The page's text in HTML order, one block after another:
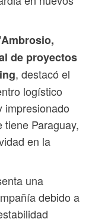
de proyectos
, destacó el
logístico
impresionado
Paraguay,
en la
una
debido a